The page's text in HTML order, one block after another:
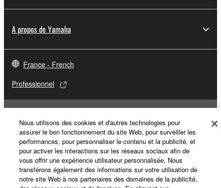
A propos de Yamaha
France - French
Professionnel
Nous contacterConditions d'utilisation
Nous utilisons des cookies et d'autres technologies pour
assurer le bon fonctionnement du site Web, pour surveiller les
performances, pour personnaliser le contenu et la publicité, et
pour activer les interactions sur les réseaux sociaux afin de
vous offrir une expérience utilisateur personnalisée. Nous
transférons également des informations sur votre utilisation de
notre site Web à nos partenaires des domaines de la publicité,